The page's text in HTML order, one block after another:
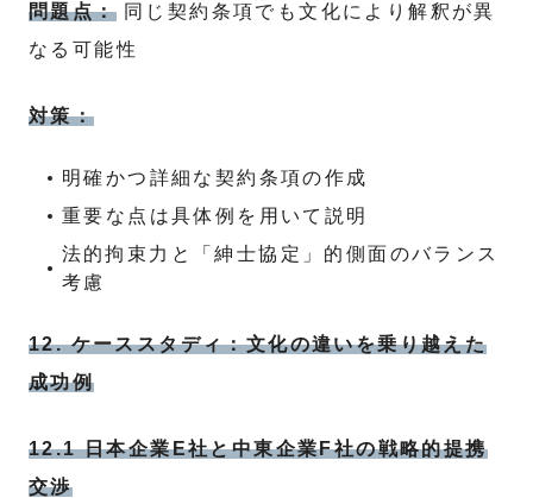
問題点：同じ契約条項でも文化により解釈が異
なる可能性
対策：
明確かつ詳細な契約条項の作成
重要な点は具体例を用いて説明
法的拘束力と「紳士協定」的側面のバランス
考慮
12. ケーススタディ：文化の違いを乗り越えた
成功例
12.1 日本企業E社と中東企業F社の戦略的提携
交渉